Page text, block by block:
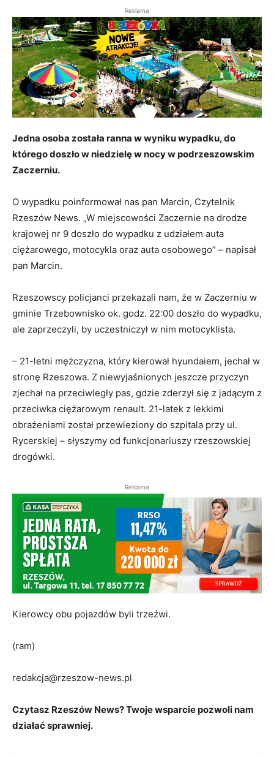
Reklama
Jedna osoba została ranna w wyniku wypadku, do
którego doszło w niedzielę w nocy w podrzeszowskim
Zaczerniu.
O wypadku poinformował nas pan Marcin, Czytelnik
Rzeszów News. „W miejscowości Zaczernie na drodze
krajowej nr 9 doszło do wypadku z udziałem auta
ciężarowego, motocykla oraz auta osobowego” – napisał
pan Marcin.
Rzeszowscy policjanci przekazali nam, że w Zaczerniu w
gminie Trzebownisko ok. godz. 22:00 doszło do wypadku,
ale zaprzeczyli, by uczestniczył w nim motocyklista.
– 21-letni mężczyzna, który kierował hyundaiem, jechał w
stronę Rzeszowa. Z niewyjaśnionych jeszcze przyczyn
zjechał na przeciwległy pas, gdzie zderzył się z jadącym z
przeciwka ciężarowym renault. 21-latek z lekkimi
obrażeniami został przewieziony do szpitala przy ul.
Rycerskiej – słyszymy od funkcjonariuszy rzeszowskiej
drogówki.
Reklama
Kierowcy obu pojazdów byli trzeźwi.
(ram)
redakcja@rzeszow-news.pl
Czytasz Rzeszów News? Twoje wsparcie pozwoli nam
działać sprawniej.